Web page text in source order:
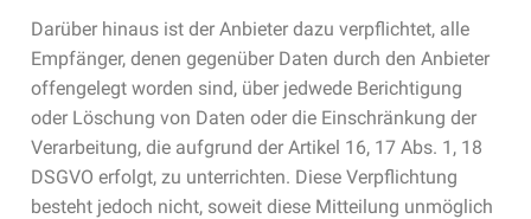
Darüber hinaus ist der Anbieter dazu verpflichtet, alle
Empfänger, denen gegenüber Daten durch den Anbieter
offengelegt worden sind, über jedwede Berichtigung
oder Löschung von Daten oder die Einschränkung der
Verarbeitung, die aufgrund der Artikel 16, 17 Abs. 1, 18
DSGVO erfolgt, zu unterrichten. Diese Verpflichtung
besteht jedoch nicht, soweit diese Mitteilung unmöglich